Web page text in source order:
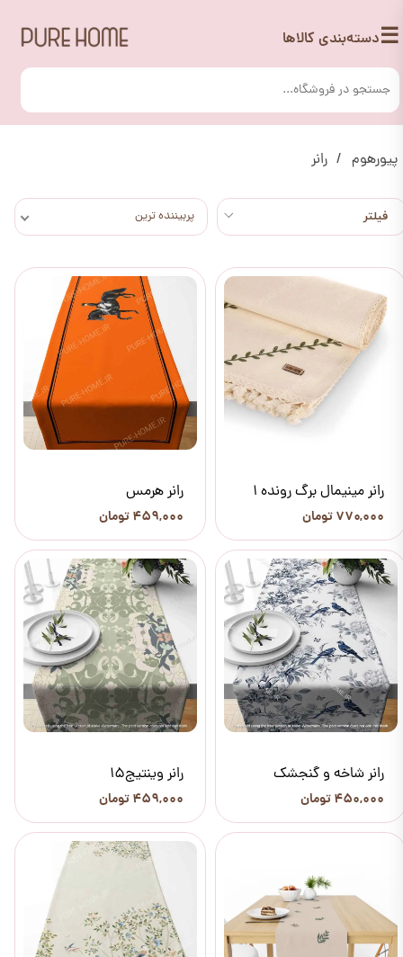
☰دسته‌بندی کالاها
پیورهوم رانر
پربیننده ترین
رانر مینیمال برگ رونده 1
۷۷۰,۰۰۰ تومان
رانر هرمس
۴۵۹,۰۰۰ تومان
رانر شاخه و گنجشک
۴۵۰,۰۰۰ تومان
رانر وینتیج15
۴۵۹,۰۰۰ تومان